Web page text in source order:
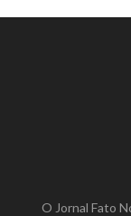
O Jornal Fato